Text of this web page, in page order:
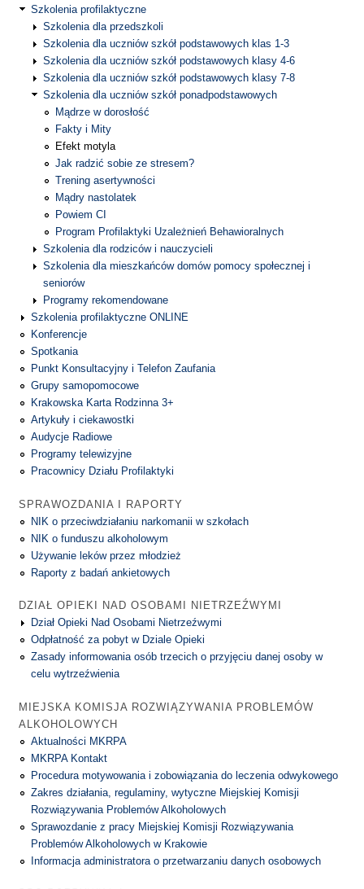
Szkolenia profilaktyczne
Szkolenia dla przedszkoli
Szkolenia dla uczniów szkół podstawowych klas 1-3
Szkolenia dla uczniów szkół podstawowych klasy 4-6
Szkolenia dla uczniów szkół podstawowych klasy 7-8
Szkolenia dla uczniów szkół ponadpodstawowych
Mądrze w dorosłość
Fakty i Mity
Efekt motyla
Jak radzić sobie ze stresem?
Trening asertywności
Mądry nastolatek
Powiem CI
Program Profilaktyki Uzależnień Behawioralnych
Szkolenia dla rodziców i nauczycieli
Szkolenia dla mieszkańców domów pomocy społecznej i
seniorów
Programy rekomendowane
Szkolenia profilaktyczne ONLINE
Konferencje
Spotkania
Punkt Konsultacyjny i Telefon Zaufania
Grupy samopomocowe
Krakowska Karta Rodzinna 3+
Artykuły i ciekawostki
Audycje Radiowe
Programy telewizyjne
Pracownicy Działu Profilaktyki
SPRAWOZDANIA I RAPORTY
NIK o przeciwdziałaniu narkomanii w szkołach
NIK o funduszu alkoholowym
Używanie leków przez młodzież
Raporty z badań ankietowych
DZIAŁ OPIEKI NAD OSOBAMI NIETRZEŹWYMI
Dział Opieki Nad Osobami Nietrzeźwymi
Odpłatność za pobyt w Dziale Opieki
Zasady informowania osób trzecich o przyjęciu danej osoby w
celu wytrzeźwienia
MIEJSKA KOMISJA ROZWIĄZYWANIA PROBLEMÓW
ALKOHOLOWYCH
Aktualności MKRPA
MKRPA Kontakt
Procedura motywowania i zobowiązania do leczenia odwykowego
Zakres działania, regulaminy, wytyczne Miejskiej Komisji
Rozwiązywania Problemów Alkoholowych
Sprawozdanie z pracy Miejskiej Komisji Rozwiązywania
Problemów Alkoholowych w Krakowie
Informacja administratora o przetwarzaniu danych osobowych